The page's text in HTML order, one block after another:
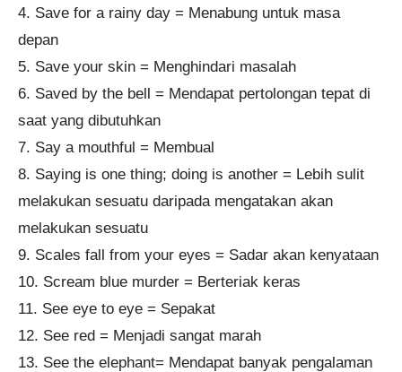
4. Save for a rainy day = Menabung untuk masa
depan
5. Save your skin = Menghindari masalah
6. Saved by the bell = Mendapat pertolongan tepat di
saat yang dibutuhkan
7. Say a mouthful = Membual
8. Saying is one thing; doing is another = Lebih sulit
melakukan sesuatu daripada mengatakan akan
melakukan sesuatu
9. Scales fall from your eyes = Sadar akan kenyataan
10. Scream blue murder = Berteriak keras
11. See eye to eye = Sepakat
12. See red = Menjadi sangat marah
13. See the elephant= Mendapat banyak pengalaman